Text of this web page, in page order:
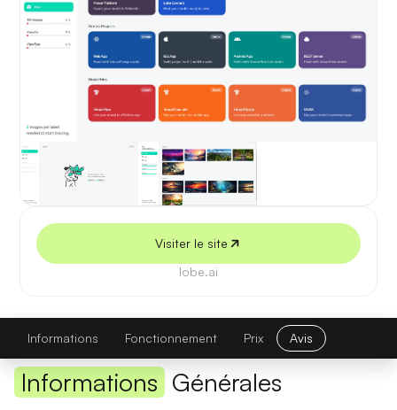
5 juillet 2026
Visiter le site
lobe.ai
Lobe
Visiter le site
Informations
Fonctionnement Prix Avis
Informations Générales